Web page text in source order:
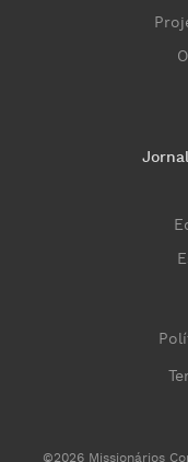
©2026 Missionários